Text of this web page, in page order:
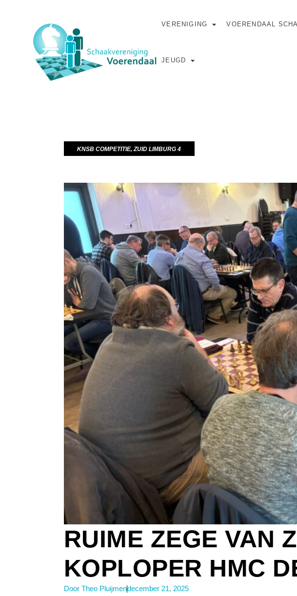
VERENIGING VOERENDAAL
JEUGD
KNSB COMPETITIE,ZUID LIMBURG 4
RUIME ZEGE VAN
KOPLOPER HMC
DoorTheo Pluijmendecember 21, 2025